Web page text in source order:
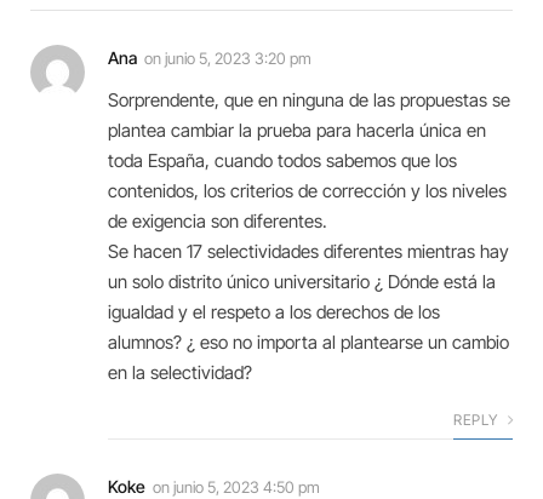
Ana onjunio 5, 2023 3:20 pm
Sorprendente, que en ninguna de las propuestas se
plantea cambiar la prueba para hacerla única en
toda España, cuando todos sabemos que los
contenidos, los criterios de corrección y los niveles
de exigencia son diferentes.
Se hacen 17 selectividades diferentes mientras hay
un solo distrito único universitario ¿ Dónde está la
igualdad y el respeto a los derechos de los
alumnos? ¿ eso no importa al plantearse un cambio
en la selectividad?
REPLY
Koke onjunio 5, 2023 4:50 pm